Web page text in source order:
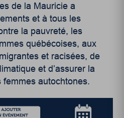
de la Mauricie a
et à tous les
la pauvreté, les
québécoises, aux
et racisées, de
et d’assurer la
autochtones.